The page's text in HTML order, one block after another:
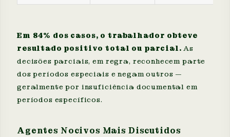
Em 84% dos casos, o trabalhador obteve
resultado positivo total ou parcial. As
decisões parciais, em regra, reconhecem parte
dos períodos especiais e negam outros —
geralmente por insuficiência documental em
períodos específicos.
Agentes Nocivos Mais Discutidos